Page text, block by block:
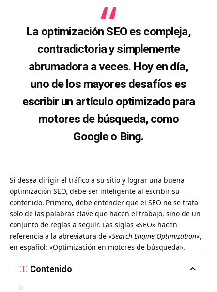
La optimización SEO es compleja,
contradictoria y simplemente
abrumadora a veces. Hoy en día,
uno de los mayores desafíos es
escribir un artículo optimizado para
motores de búsqueda, como
Google o Bing.
Si desea dirigir el tráfico a su sitio y lograr una buena
optimización SEO, debe ser inteligente al escribir su
contenido. Primero, debe entender que el SEO no se trata
solo de las palabras clave que hacen el trabajo, sino de un
conjunto de reglas a seguir. Las siglas «SEO» hacen
referencia a la abreviatura de «Search Engine Optimization«,
en español: «Optimización en motores de búsqueda».
Contenido